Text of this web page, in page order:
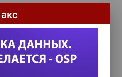
конгресс